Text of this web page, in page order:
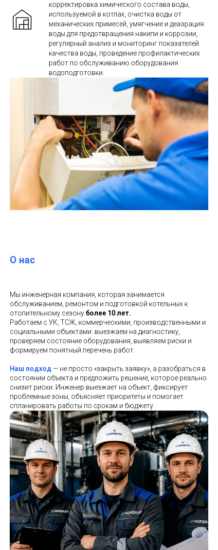
корректировка химического состава воды,
используемой в котлах, очистка воды от
механических примесей, умягчение и деаэрация
воды для предотвращения накипи и коррозии,
регулярный анализ и мониторинг показателей
качества воды, проведение профилактических
работ по обслуживанию оборудования
водоподготовки.
О нас
Мы инженерная компания, которая занимается
обслуживанием, ремонтом и подготовкой котельных к
отопительному сезону более 10 лет.
Работаем с УК, ТСЖ, коммерческими, производственными и
социальными объектами: выезжаем на диагностику,
проверяем состояние оборудования, выявляем риски и
формируем понятный перечень работ.
Наш подход — не просто «закрыть заявку», а разобраться в
состоянии объекта и предложить решение, которое реально
снизит риски. Инженер выезжает на объект, фиксирует
проблемные зоны, объясняет приоритеты и помогает
спланировать работы по срокам и бюджету.